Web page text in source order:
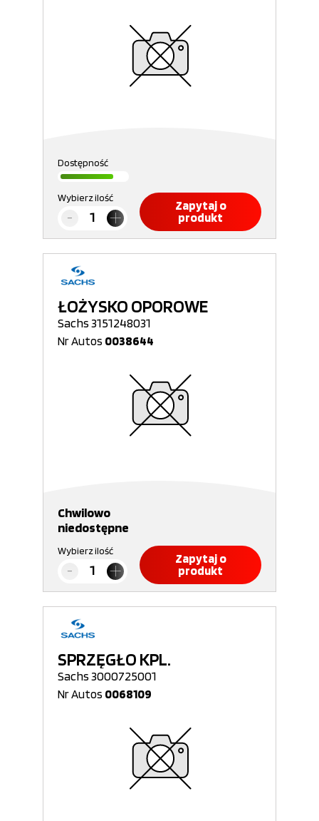
Dostępność
Wybierz ilość
Zapytaj o
produkt
ŁOŻYSKO OPOROWE
Sachs 3151248031
Nr Autos 0038644
Chwilowo
niedostępne
Wybierz ilość
Zapytaj o
produkt
SPRZĘGŁO KPL.
Sachs 3000725001
Nr Autos 0068109